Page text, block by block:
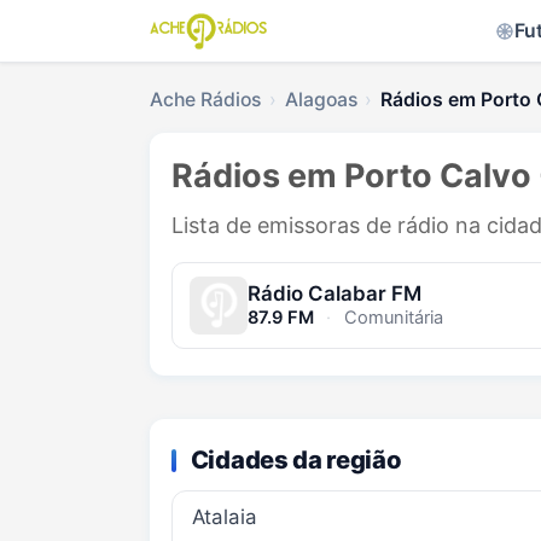
Ache Rádios Alagoas Rádios em Porto
Rádios em Porto Calvo
Lista de emissoras de rádio na
Rádio Calabar FM
87.9 FM · Comunitária
Cidades da região
Atalaia